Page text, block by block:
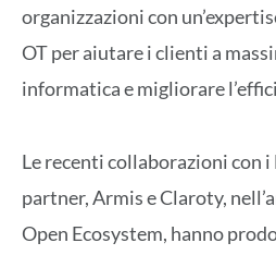
organizzazioni con
OT per aiutare i clienti a
informatica e migliorare
Le recenti collaborazioni con
partner, Armis e Claroty,
Open Ecosystem, hanno